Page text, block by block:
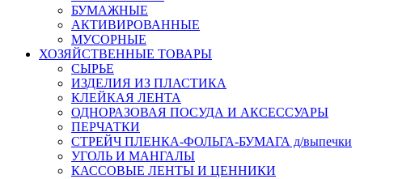
БУМАЖНЫЕ
АКТИВИРОВАННЫЕ
МУСОРНЫЕ
ХОЗЯЙСТВЕННЫЕ ТОВАРЫ
СЫРЬЕ
ИЗДЕЛИЯ ИЗ ПЛАСТИКА
КЛЕЙКАЯ ЛЕНТА
ОДНОРАЗОВАЯ ПОСУДА И АКСЕССУАРЫ
ПЕРЧАТКИ
СТРЕЙЧ ПЛЕНКА-ФОЛЬГА-БУМАГА д/выпечки
УГОЛЬ И МАНГАЛЫ
КАССОВЫЕ ЛЕНТЫ И ЦЕННИКИ